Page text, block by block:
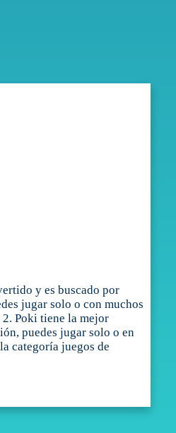
y es buscado por
jugar solo o con muchos
Poki tiene la mejor
puedes jugar solo o en
categoría juegos de